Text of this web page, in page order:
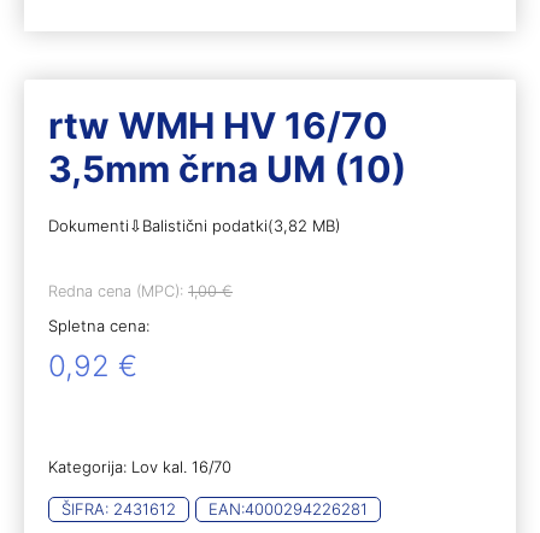
rtw WMH HV 16/70
3,5mm črna UM (10)
Dokumenti⇩Balistični podatki(3,82 MB)
Redna cena (MPC): 1,00€
Spletna cena:
0,92 €
Kategorija: Lov kal. 16/70
ŠIFRA: 2431612 EAN:4000294226281